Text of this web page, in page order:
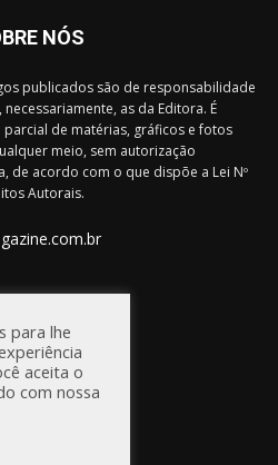
NÓS
publicados são de responsabilidade
as da Editora. É
de matérias, gráficos e fotos
meio, sem autorização
de acordo com o que dispõe a Lei Nº
Autorais.
para lhe
aceita o
com nossa